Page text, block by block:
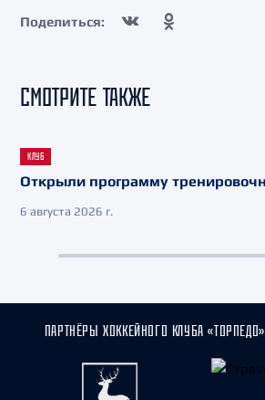
Поделиться:
СМОТРИТЕ ТАКЖЕ
КЛУБ
Открыли программу
6 августа 2026 г.
ПАРТНЁРЫ ХОККЕЙНОГО КЛУБА